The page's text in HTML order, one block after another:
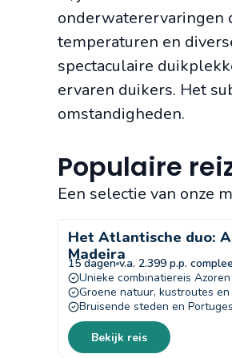
onderwaterervaringen
temperaturen en
spectaculaire
ervaren duikers. Het
omstandigheden.
Populaire
Een selectie van onze
Het Atlantische duo:
Madeira
15 dagen v.a. 2.399 p.p.
Unieke combinatiereis
Groene natuur, kustroutes
Bruisende steden en
Bekijk reis